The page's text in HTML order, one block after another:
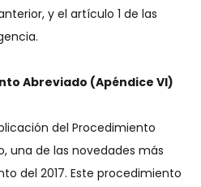
y el artículo 1 de las
Abreviado (Apéndice VI)
del Procedimiento
una de las novedades más
del 2017. Este procedimiento